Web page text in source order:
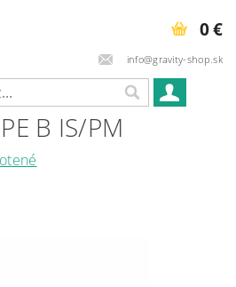
info@gravity-shop.sk
0 €
B IS/PM